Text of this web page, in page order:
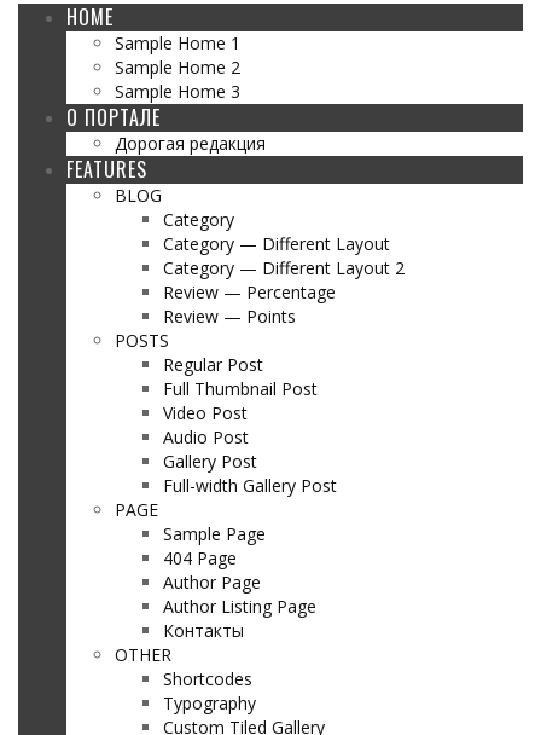
HOME
Sample Home 1
Sample Home 2
Sample Home 3
О ПОРТАЛЕ
Дорогая редакция
FEATURES
BLOG
Category
Category — Different Layout
Category — Different Layout 2
Review — Percentage
Review — Points
POSTS
Regular Post
Full Thumbnail Post
Video Post
Audio Post
Gallery Post
Full-width Gallery Post
PAGE
Sample Page
404 Page
Author Page
Author Listing Page
Контакты
OTHER
Shortcodes
Typography
Custom Tiled Gallery